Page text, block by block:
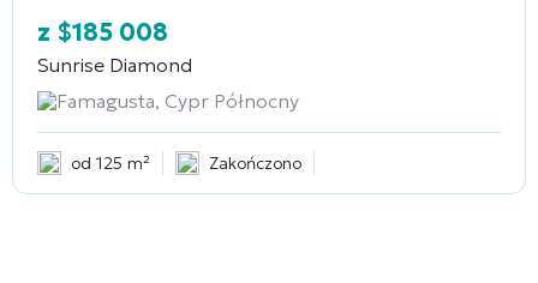
z $185 008
Sunrise Diamond
Famagusta, Cypr Północny
od 125 m² Zakończono